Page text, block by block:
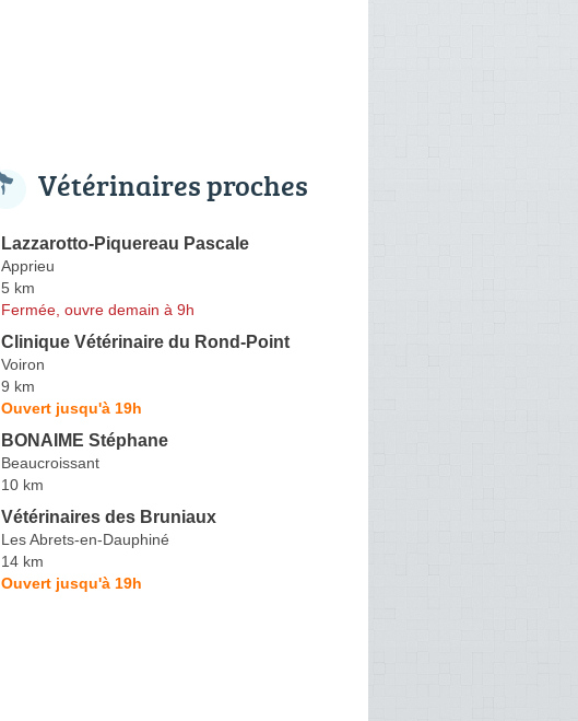
Vétérinaires proches
Lazzarotto-Piquereau Pascale
Apprieu
5 km
Fermée, ouvre demain à 9h
Clinique Vétérinaire du Rond-Point
Voiron
9 km
Ouvert jusqu'à 19h
BONAIME Stéphane
Beaucroissant
10 km
Vétérinaires des Bruniaux
Les Abrets-en-Dauphiné
14 km
Ouvert jusqu'à 19h